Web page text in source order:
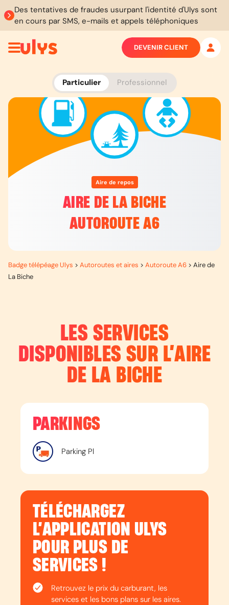
Des tentatives de fraudes usurpant l'identité d'Ulys sont
en cours par SMS, e-mails et appels téléphoniques
Particulier Professionnel
DEVENIR CLIENT
Aire de repos
AIRE DE LA BICHE
AUTOROUTE A6
Badge télépéage Ulys > Autoroutes et aires > Autoroute A6 > Aire de
La Biche
LES SERVICES
DISPONIBLES SUR L’AIRE
DE LA BICHE
PARKINGS
Parking Pl
TÉLÉCHARGEZ
L’APPLICATION ULYS
POUR PLUS DE
SERVICES !
Retrouvez le prix du carburant, les
services et les bons plans sur les aires.